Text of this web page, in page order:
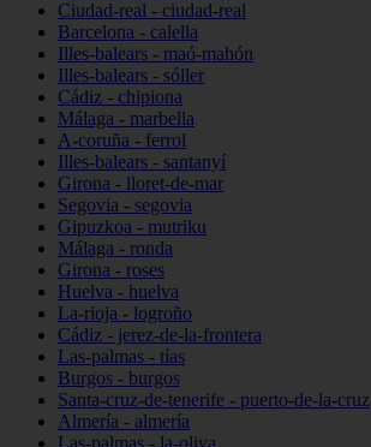
Ciudad-real - ciudad-real
Barcelona - calella
Illes-balears - maó-mahón
Illes-balears - sóller
Cádiz - chipiona
Málaga - marbella
A-coruña - ferrol
Illes-balears - santanyí
Girona - lloret-de-mar
Segovia - segovia
Gipuzkoa - mutriku
Málaga - ronda
Girona - roses
Huelva - huelva
La-rioja - logroño
Cádiz - jerez-de-la-frontera
Las-palmas - tías
Burgos - burgos
Santa-cruz-de-tenerife - puerto-de-la-cruz
Almería - almería
Las-palmas - la-oliva